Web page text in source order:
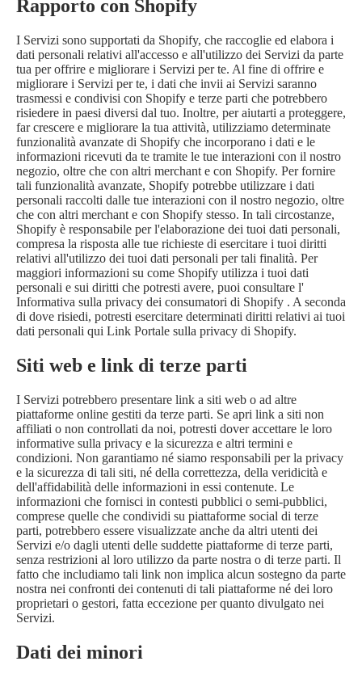
Rapporto con Shopify
I Servizi sono supportati da Shopify, che raccoglie ed elabora i
dati personali relativi all'accesso e all'utilizzo dei Servizi da parte
tua per offrire e migliorare i Servizi per te. Al fine di offrire e
migliorare i Servizi per te, i dati che invii ai Servizi saranno
trasmessi e condivisi con Shopify e terze parti che potrebbero
risiedere in paesi diversi dal tuo. Inoltre, per aiutarti a proteggere,
far crescere e migliorare la tua attività, utilizziamo determinate
funzionalità avanzate di Shopify che incorporano i dati e le
informazioni ricevuti da te tramite le tue interazioni con il nostro
negozio, oltre che con altri merchant e con Shopify. Per fornire
tali funzionalità avanzate, Shopify potrebbe utilizzare i dati
personali raccolti dalle tue interazioni con il nostro negozio, oltre
che con altri merchant e con Shopify stesso. In tali circostanze,
Shopify è responsabile per l'elaborazione dei tuoi dati personali,
compresa la risposta alle tue richieste di esercitare i tuoi diritti
relativi all'utilizzo dei tuoi dati personali per tali finalità. Per
maggiori informazioni su come Shopify utilizza i tuoi dati
personali e sui diritti che potresti avere, puoi consultare l'
Informativa sulla privacy dei consumatori di Shopify . A seconda
di dove risiedi, potresti esercitare determinati diritti relativi ai tuoi
dati personali qui Link Portale sulla privacy di Shopify.
Siti web e link di terze parti
I Servizi potrebbero presentare link a siti web o ad altre
piattaforme online gestiti da terze parti. Se apri link a siti non
affiliati o non controllati da noi, potresti dover accettare le loro
informative sulla privacy e la sicurezza e altri termini e
condizioni. Non garantiamo né siamo responsabili per la privacy
e la sicurezza di tali siti, né della correttezza, della veridicità e
dell'affidabilità delle informazioni in essi contenute. Le
informazioni che fornisci in contesti pubblici o semi-pubblici,
comprese quelle che condividi su piattaforme social di terze
parti, potrebbero essere visualizzate anche da altri utenti dei
Servizi e/o dagli utenti delle suddette piattaforme di terze parti,
senza restrizioni al loro utilizzo da parte nostra o di terze parti. Il
fatto che includiamo tali link non implica alcun sostegno da parte
nostra nei confronti dei contenuti di tali piattaforme né dei loro
proprietari o gestori, fatta eccezione per quanto divulgato nei
Servizi.
Dati dei minori